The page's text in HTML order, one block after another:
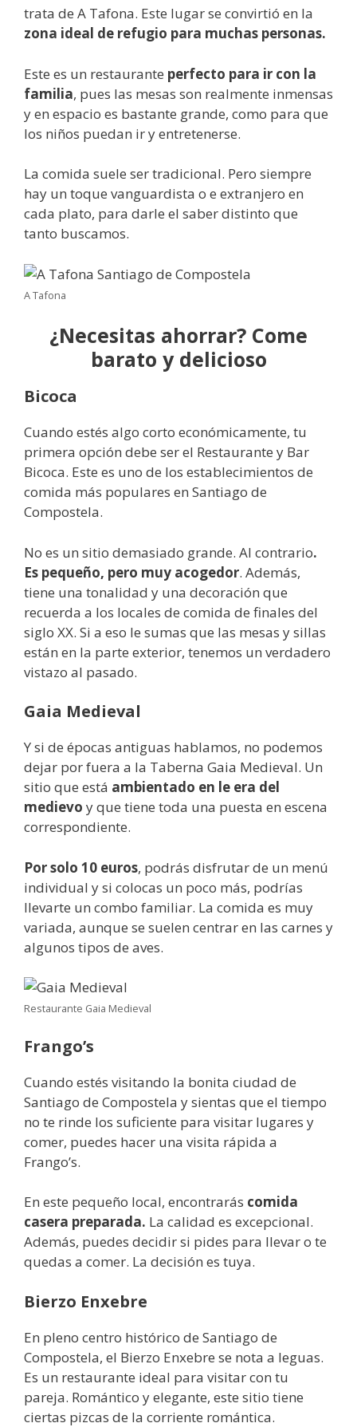
trata de A Tafona. Este lugar se convirtió en la
zona ideal de refugio para muchas personas.
Este es un restaurante perfecto para ir con la
familia, pues las mesas son realmente inmensas
y en espacio es bastante grande, como para que
los niños puedan ir y entretenerse.
La comida suele ser tradicional. Pero siempre
hay un toque vanguardista o e extranjero en
cada plato, para darle el saber distinto que
tanto buscamos.
A Tafona
¿Necesitas ahorrar? Come
barato y delicioso
Bicoca
Cuando estés algo corto económicamente, tu
primera opción debe ser el Restaurante y Bar
Bicoca. Este es uno de los establecimientos de
comida más populares en Santiago de
Compostela.
No es un sitio demasiado grande. Al contrario.
Es pequeño, pero muy acogedor. Además,
tiene una tonalidad y una decoración que
recuerda a los locales de comida de finales del
siglo XX. Si a eso le sumas que las mesas y sillas
están en la parte exterior, tenemos un verdadero
vistazo al pasado.
Gaia Medieval
Y si de épocas antiguas hablamos, no podemos
dejar por fuera a la Taberna Gaia Medieval. Un
sitio que está ambientado en le era del
medievo y que tiene toda una puesta en escena
correspondiente.
Por solo 10 euros, podrás disfrutar de un menú
individual y si colocas un poco más, podrías
llevarte un combo familiar. La comida es muy
variada, aunque se suelen centrar en las carnes y
algunos tipos de aves.
Restaurante Gaia Medieval
Frango’s
Cuando estés visitando la bonita ciudad de
Santiago de Compostela y sientas que el tiempo
no te rinde los suficiente para visitar lugares y
comer, puedes hacer una visita rápida a
Frango’s.
En este pequeño local, encontrarás comida
casera preparada. La calidad es excepcional.
Además, puedes decidir si pides para llevar o te
quedas a comer. La decisión es tuya.
Bierzo Enxebre
En pleno centro histórico de Santiago de
Compostela, el Bierzo Enxebre se nota a leguas.
Es un restaurante ideal para visitar con tu
pareja. Romántico y elegante, este sitio tiene
ciertas pizcas de la corriente romántica.